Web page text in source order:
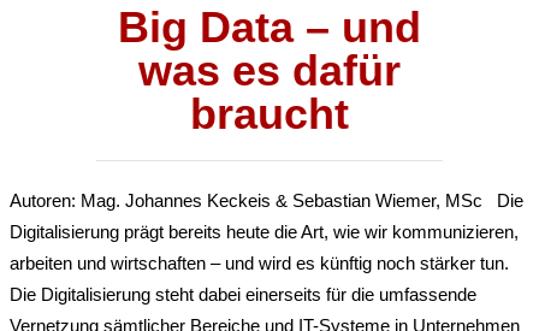
Big Data – und
was es dafür
braucht
Autoren: Mag. Johannes Keckeis & Sebastian Wiemer, MSc Die
Digitalisierung prägt bereits heute die Art, wie wir kommunizieren,
arbeiten und wirtschaften – und wird es künftig noch stärker tun.
Die Digitalisierung steht dabei einerseits für die umfassende
Vernetzung sämtlicher Bereiche und IT-Systeme in Unternehmen